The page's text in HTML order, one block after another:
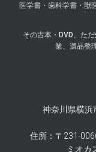
医学書・歯科学書・獣
その古本・DVD、た
業、遺品整
神奈川県横浜
住所：〒231-
ミオカ